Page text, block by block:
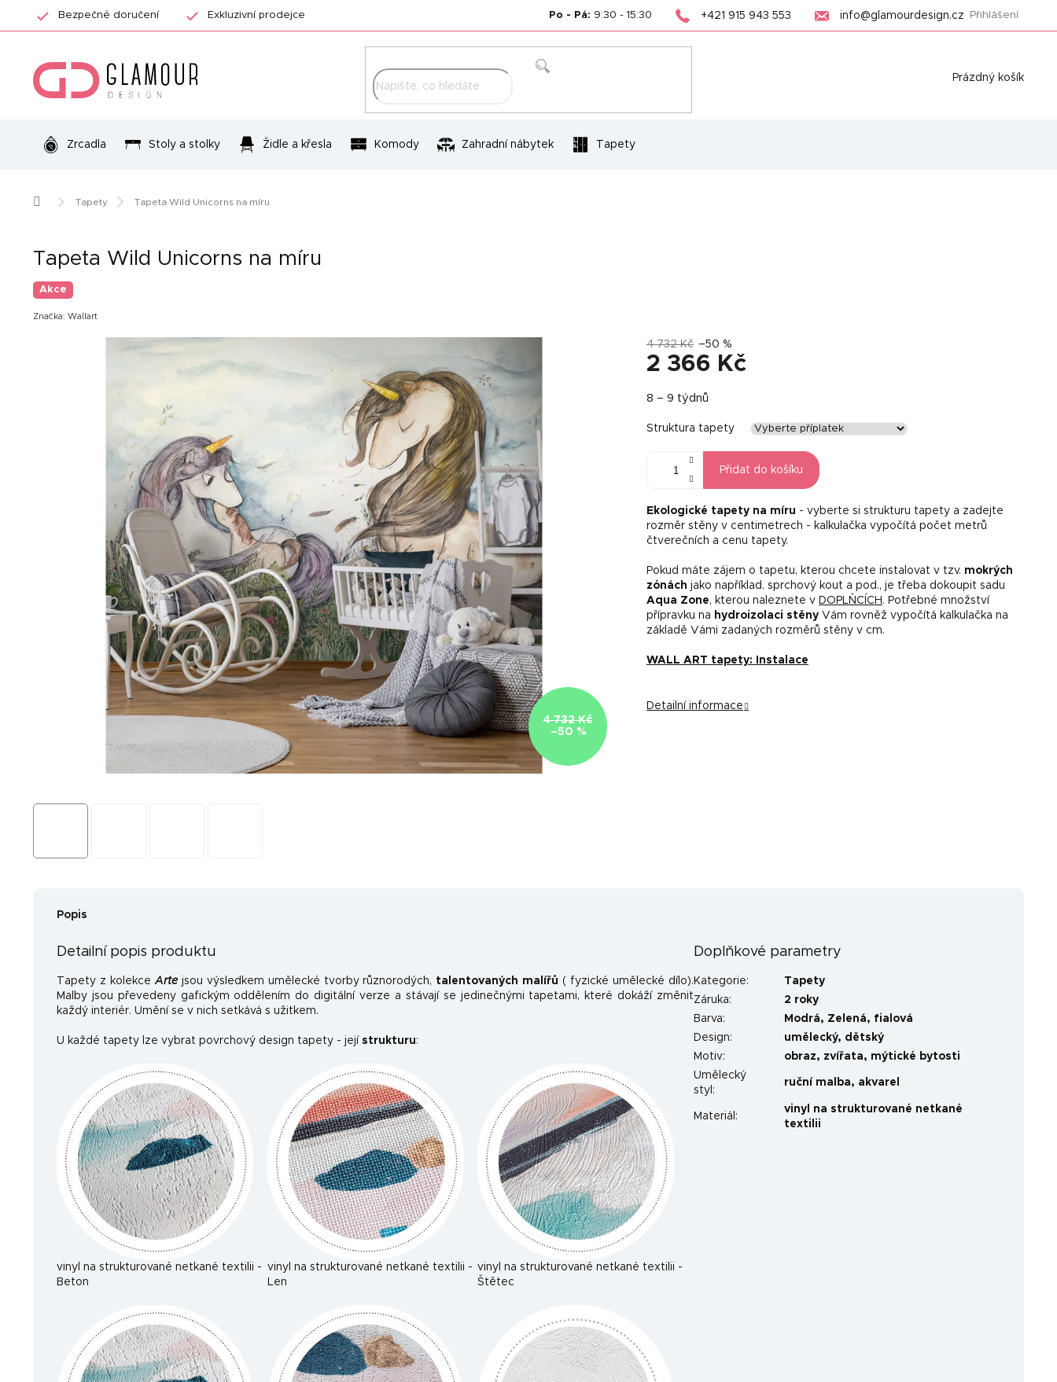
Bezpečné doručení Exkluzivní prodejce Po - Pá: 9:30 - 15:30 +421 915 943 553 info@glamourdesign.cz Přihlášení
Nákupní
Prázdný košík
Zrcadla Stoly a stolky Židle a křesla Komody Zahradní nábytek Tapety
Domů Tapety Tapeta Wild Unicorns na míru
Tapeta Wild Unicorns na míru
Akce
Značka: Wallart
4 732 Kč
–50 %
4 732 Kč –50 %
2 366 Kč
cena:
8 – 9 týdnů
Struktura tapety
Přidat do košíku
Ekologické tapety na míru - vyberte si strukturu tapety a zadejte
rozměr stěny v centimetrech - kalkulačka vypočítá počet metrů
čtverečních a cenu tapety.
Pokud máte zájem o tapetu, kterou chcete instalovat v tzv. mokrých
zónách jako například. sprchový kout a pod., je třeba dokoupit sadu
Aqua Zone, kterou naleznete v DOPLŇCÍCH . Potřebné množství
přípravku na hydroizolaci stěny Vám rovněž vypočítá kalkulačka na
základě Vámi zadaných rozměrů stěny v cm.
WALL ART tapety: Instalace
Detailní informace
Popis
Detailní popis produktu
Tapety z kolekceArtejsou výsledkem umělecké tvorby různorodých, talentovaných malířů ( fyzické umělecké dílo).
Malby jsou převedeny gafickým oddělením do digitální verze a stávají se jedinečnými tapetami, které dokáží změnit
každý interiér. Umění se v nich setkává s užitkem.
U každé tapety lze vybrat povrchový design tapety - její strukturu:
vinyl na strukturované netkané textilii -
Beton
vinyl na strukturované netkané textilii -
Len
vinyl na strukturované netkané textilii -
Štětec
Doplňkové parametry
Kategorie:
Tapety
Záruka:
2 roky
Barva: Modrá, Zelená, fialová
Design: umělecký, dětský
Motiv: obraz, zvířata, mýtické bytosti
Umělecký
styl :
ruční malba, akvarel
Materiál :
vinyl na strukturované netkané
textilii